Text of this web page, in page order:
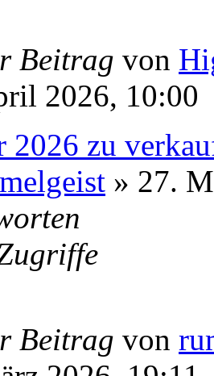
Beitrag von
2026, 10:00
2026 zu
» 27.
Beitrag von